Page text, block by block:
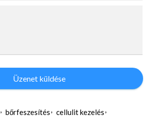
Üzenet küldése
bőrfeszesítés
cellulit kezelés